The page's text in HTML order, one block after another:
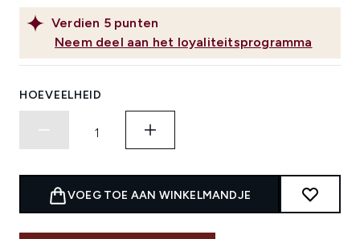
Verdien 5 punten
Neem deel aan het loyaliteitsprogramma
HOEVEELHEID
VOEG TOE AAN WINKELMANDJE